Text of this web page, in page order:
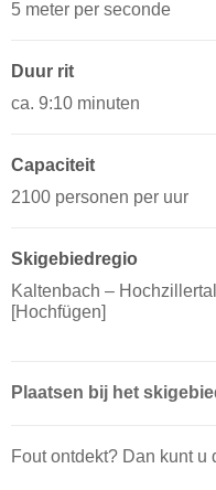
5 meter per seconde
Duur rit
ca. 9:10 minuten
Capaciteit
2100 personen per uur
Skigebiedregio
Kaltenbach –
[Hochfügen]
Plaatsen bij het
Fout ontdekt? Dan kunt u